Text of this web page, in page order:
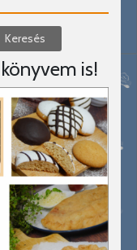
is!